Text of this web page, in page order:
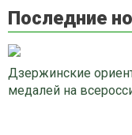
Последние
Дзержинские
медалей на